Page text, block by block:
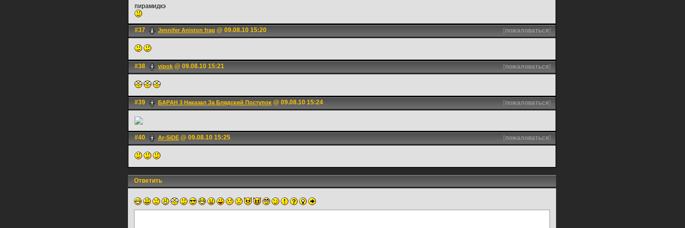
пирамидкэ
#37 Jennifer Aniston frag @ 09.08.10 15:20 [пожаловаться]
#38 vipok @ 09.08.10 15:21 [пожаловаться]
#39 БАРAН 3 Наказал За Блядский Поступок @ 09.08.10 15:24 [пожаловаться]
#40 Ar-SiDE @ 09.08.10 15:25 [пожаловаться]
Ответить